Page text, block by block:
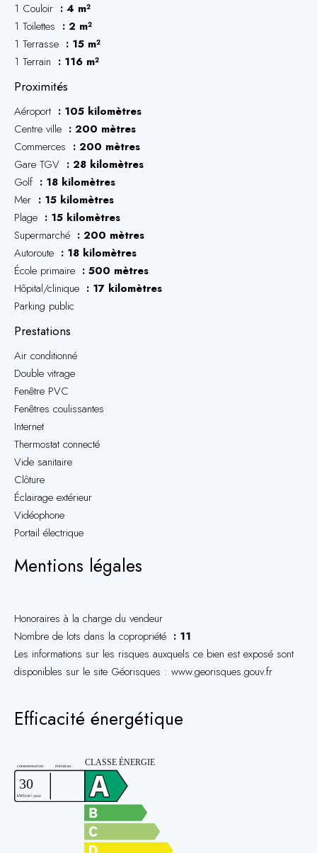
1 Couloir
4 m²
1 Toilettes
2 m²
1 Terrasse
15 m²
1 Terrain
116 m²
Proximités
Aéroport
105 kilomètres
Centre ville
200 mètres
Commerces
200 mètres
Gare TGV
28 kilomètres
Golf
18 kilomètres
Mer
15 kilomètres
Plage
15 kilomètres
Supermarché
200 mètres
Autoroute
18 kilomètres
École primaire
500 mètres
Hôpital/clinique
17 kilomètres
Parking public
Prestations
Air conditionné
Double vitrage
Fenêtre PVC
Fenêtres coulissantes
Internet
Thermostat connecté
Vide sanitaire
Clôture
Éclairage extérieur
Vidéophone
Portail électrique
Mentions légales
Honoraires à la charge du vendeur
Nombre de lots dans la copropriété
11
Les informations sur les risques auxquels ce bien est exposé sont
disponibles sur le site Géorisques : www.georisques.gouv.fr
Efficacité énergétique